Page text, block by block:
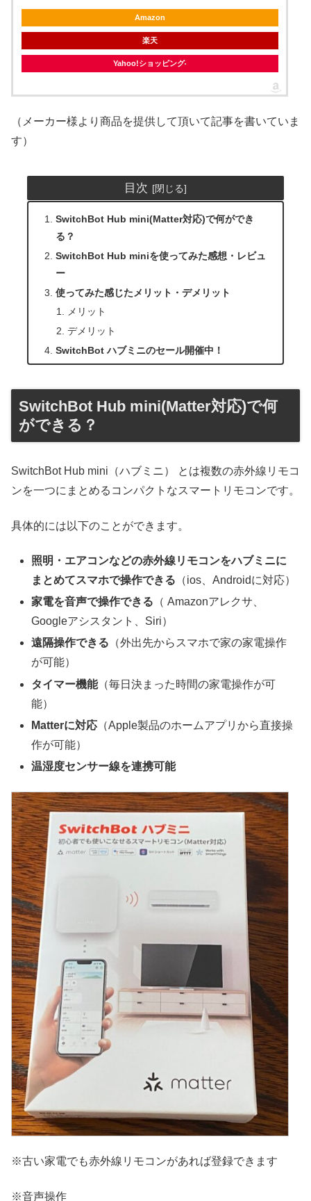
Amazon
楽天
Yahoo!ショッピング
（メーカー様より商品を提供して頂いて記事を書いていま
す）
目次
SwitchBot Hub mini(Matter対応)で何ができ
る？
SwitchBot Hub miniを使ってみた感想・レビュ
ー
使ってみた感じたメリット・デメリット
メリット
デメリット
SwitchBot ハブミニのセール開催中！
SwitchBot Hub mini(Matter対応)で何
ができる？
SwitchBot Hub mini（ハブミニ） とは複数の赤外線リモコ
ンを一つにまとめるコンパクトなスマートリモコンです。
具体的には以下のことができます。
照明・エアコンなどの赤外線リモコンをハブミニに
まとめてスマホで操作できる （ios、Androidに対応）
家電を音声で操作できる （ Amazonアレクサ、
Googleアシスタント、Siri）
遠隔操作できる （外出先からスマホで家の家電操作
が可能）
タイマー機能（毎日決まった時間の家電操作が可
能）
Matterに対応 （Apple製品のホームアプリから直接操
作が可能）
温湿度センサー線を連携可能
※古い家電でも赤外線リモコンがあれば登録できます
※音声操作